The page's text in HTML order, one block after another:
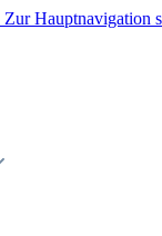
Zur Hauptnavigation